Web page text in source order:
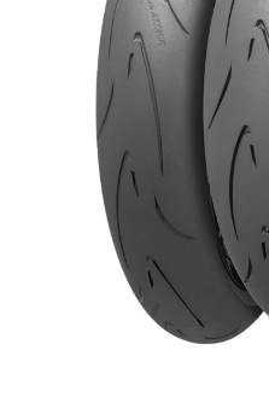
Kontaktai